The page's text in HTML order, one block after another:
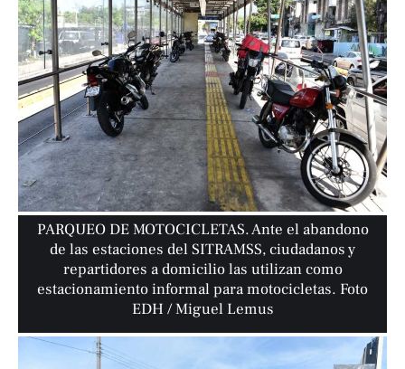
PARQUEO DE MOTOCICLETAS. Ante el abandono
de las estaciones del SITRAMSS, ciudadanos y
repartidores a domicilio las utilizan como
estacionamiento informal para motocicletas. Foto
EDH / Miguel Lemus